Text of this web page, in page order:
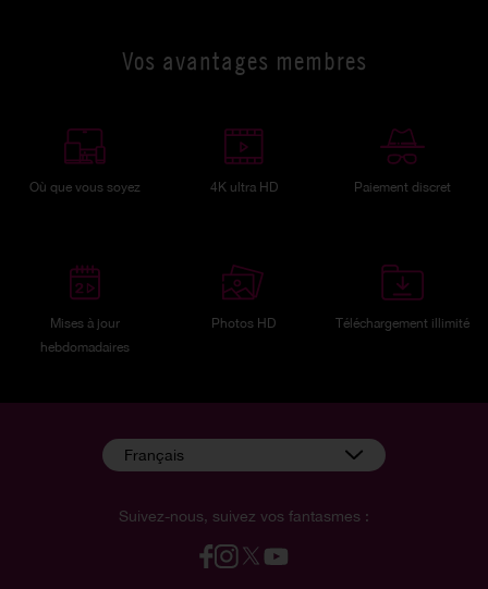
Vos avantages membres
Où que vous soyez 4K ultra HD Paiement discret
Mises à jour
hebdomadaires
Photos HD Téléchargement illimité
Suivez-nous, suivez vos fantasmes :
Français